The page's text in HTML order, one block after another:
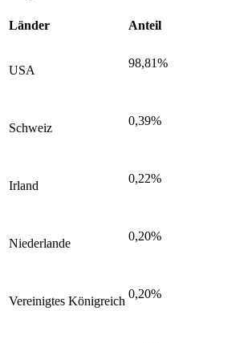
Länder Anteil
USA
98,81%
Schweiz
0,39%
Irland
0,22%
Niederlande
0,20%
Vereinigtes Königreich
0,20%